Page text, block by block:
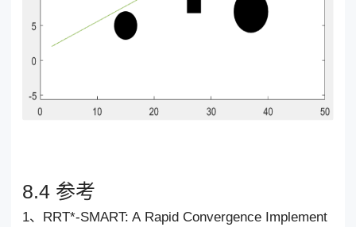
8.4 参考
1、RRT*-SMART: A Rapid Convergence Implement